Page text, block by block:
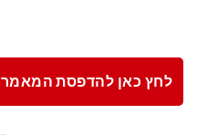
לחץ כאן להדפסת המאמר